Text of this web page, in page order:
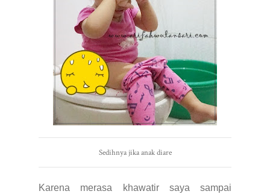
Sedihnya jika anak diare
Karena merasa khawatir saya sampai